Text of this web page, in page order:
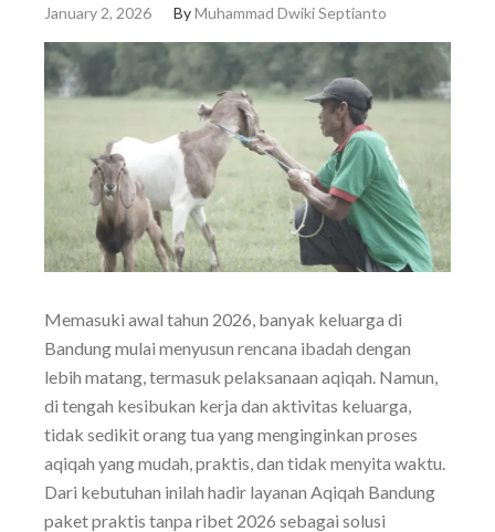
January 2, 2026 ByMuhammad Dwiki Septianto
Memasuki awal tahun 2026, banyak keluarga di
Bandung mulai menyusun rencana ibadah dengan
lebih matang, termasuk pelaksanaan aqiqah. Namun,
di tengah kesibukan kerja dan aktivitas keluarga,
tidak sedikit orang tua yang menginginkan proses
aqiqah yang mudah, praktis, dan tidak menyita waktu.
Dari kebutuhan inilah hadir layanan Aqiqah Bandung
paket praktis tanpa ribet 2026 sebagai solusi